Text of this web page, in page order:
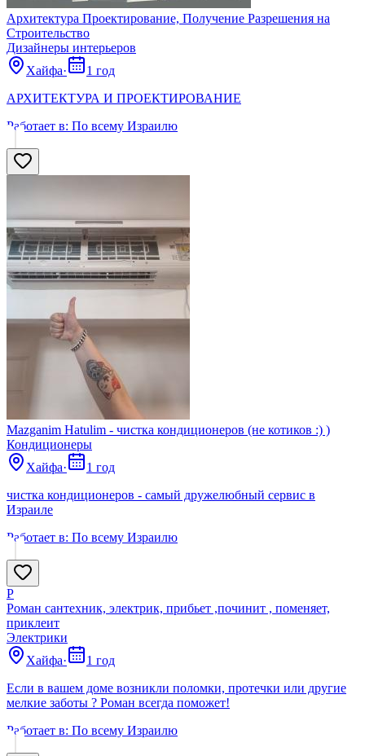
Архитектура Проектирование, Получение Разрешения на
Строительство
Дизайнеры интерьеров
Хайфа·
1 год
АРХИТЕКТУРА И ПРОЕКТИРОВАНИЕ
Работает в: По всему Израилю
Mazganim Hatulim - чистка кондиционеров (не котиков :) )
Кондиционеры
Хайфа·
1 год
чистка кондиционеров - самый дружелюбный сервис в
Израиле
Работает в: По всему Израилю
Р
Роман сантехник, электрик, прибьет ,починит , поменяет,
приклеит
Электрики
Хайфа·
1 год
Если в вашем доме возникли поломки, протечки или другие
мелкие заботы ? Роман всегда поможет!
Работает в: По всему Израилю